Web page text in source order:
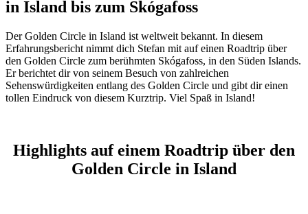
in Island bis zum Skógafoss
Der Golden Circle in Island ist weltweit bekannt. In diesem
Erfahrungsbericht nimmt dich Stefan mit auf einen Roadtrip über
den Golden Circle zum berühmten Skógafoss, in den Süden Islands.
Er berichtet dir von seinem Besuch von zahlreichen
Sehenswürdigkeiten entlang des Golden Circle und gibt dir einen
tollen Eindruck von diesem Kurztrip. Viel Spaß in Island!
Highlights auf einem Roadtrip über den
Golden Circle in Island